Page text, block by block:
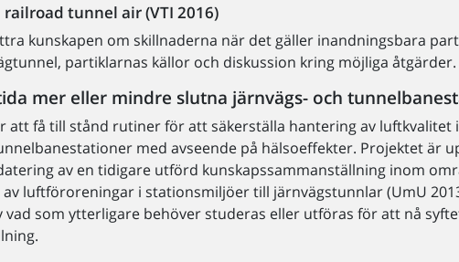
tunnel air (VTI 2016)
kunskapen om skillnaderna när det gäller inandningsbara
partiklarnas källor och diskussion kring möjliga åtgärder.
mer eller mindre slutna järnvägs- och
att få till stånd rutiner för att säkerställa hantering av luftkvalitet
med avseende på hälsoeffekter. Projektet är
av en tidigare utförd kunskapssammanställning inom
luftföroreningar i stationsmiljöer till järnvägstunnlar (UmU
vad som ytterligare behöver studeras eller utföras för att nå